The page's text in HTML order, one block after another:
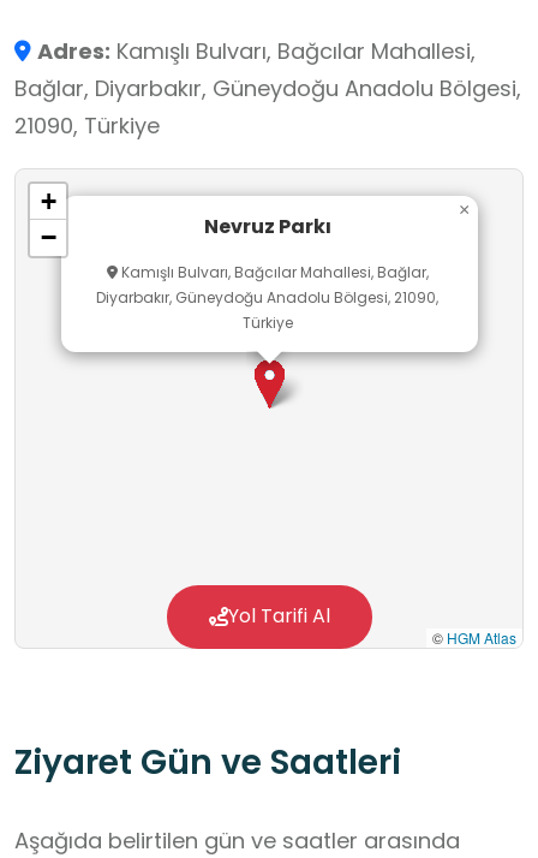
Adres: Kamışlı Bulvarı, Bağcılar Mahallesi,
Bağlar, Diyarbakır, Güneydoğu Anadolu Bölgesi,
21090, Türkiye
Nevruz Parkı
Kamışlı Bulvarı, Bağcılar Mahallesi, Bağlar,
Diyarbakır, Güneydoğu Anadolu Bölgesi, 21090,
Türkiye
×
+
−
© HGM Atlas
Yol Tarifi Al
Ziyaret Gün ve Saatleri
Aşağıda belirtilen gün ve saatler arasında